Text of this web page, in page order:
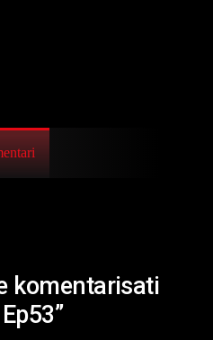
komentarisati